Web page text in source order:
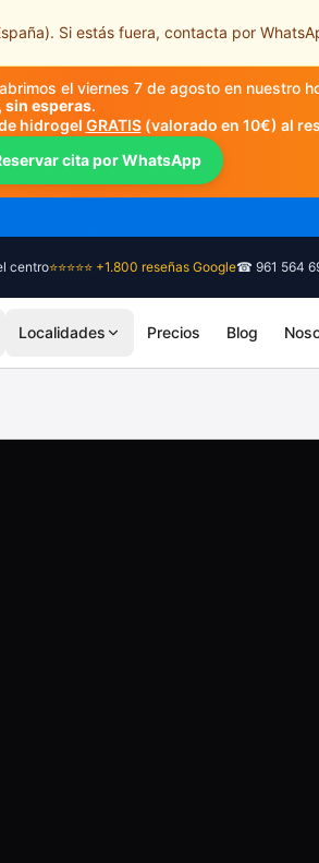
Si estás fuera, contacta por
el viernes 7 de agosto en nuestro
sin esperas.
hidrogel GRATIS(valorado en 10€) al
cita por WhatsApp
centro⭐⭐⭐⭐⭐ +1.800 reseñas Google☎ 961 564
Localidades Precios Blog